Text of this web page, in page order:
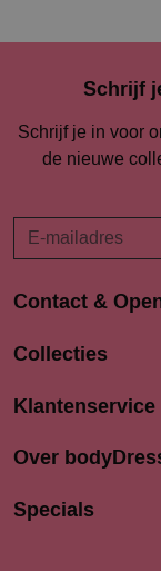
Schrijf
Schrijf je in voor
de nieuwe
Contact &
Langestraat 94-96
033 4690704
Openingstijden
Maandag
Collecties
Klantenservice
Over
Specials